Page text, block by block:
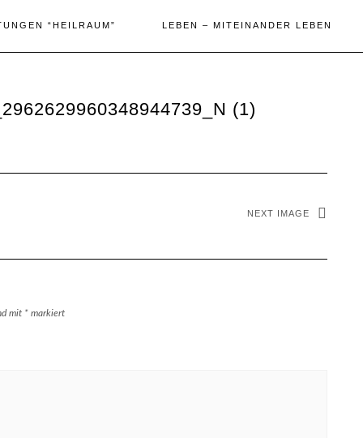
“HEILRAUM” LEBEN – MITEINANDER LEBEN
(1)
NEXT IMAGE
mit * markiert